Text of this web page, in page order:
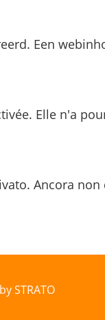
Een
Elle n'a
Ancora non
STRATO